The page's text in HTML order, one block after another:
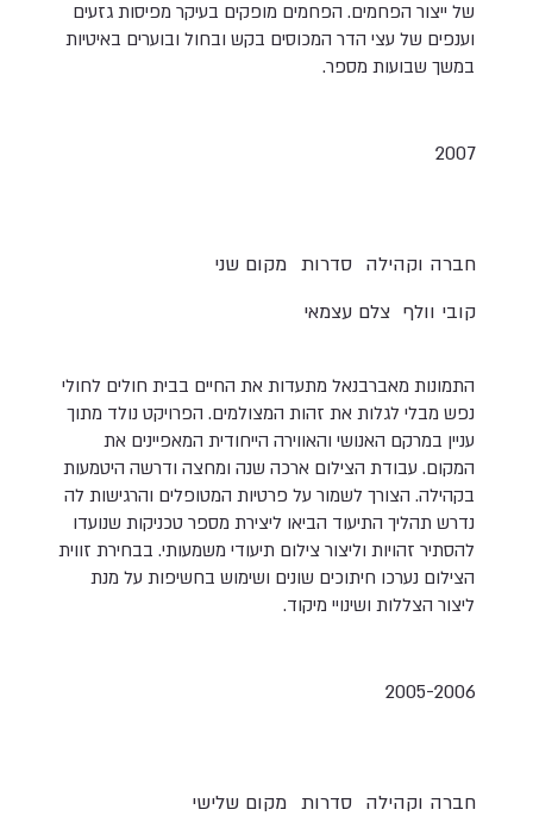
של ייצור הפחמים. הפחמים מופקים בעיקר מפיסות גזעים
וענפים של עצי הדר המכוסים בקש ובחול ובוערים באיטיות
במשך שבועות מספר.
2007
מקום שני סדרות חברה וקהילה
צלם עצמאי קובי וולף
התמונות מאברבנאל מתעדות את החיים בבית חולים לחולי
נפש מבלי לגלות את זהות המצולמים. הפרויקט נולד מתוך
עניין במרקם האנושי והאווירה הייחודית המאפיינים את
המקום. עבודת הצילום ארכה שנה ומחצה ודרשה היטמעות
בקהילה. הצורך לשמור על פרטיות המטופלים והרגישות לה
נדרש תהליך התיעוד הביאו ליצירת מספר טכניקות שנועדו
להסתיר זהויות וליצור צילום תיעודי משמעותי. בבחירת זווית
הצילום נערכו חיתוכים שונים ושימוש בחשיפות על מנת
ליצור הצללות ושינויי מיקוד.
2005-2006
מקום שלישי סדרות חברה וקהילה